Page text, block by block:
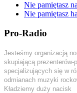
Nie pamiętasz
Nie pamiętasz
Pro-Radio
Jesteśmy organizacją
skupiającą prezenterów-
specjalizujących się w
odmianach muzyki
Kładziemy duży nacisk